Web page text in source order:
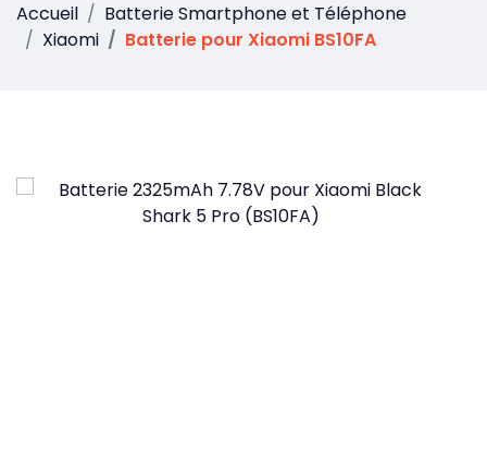
Accueil
Batterie Smartphone et Téléphone
Xiaomi
Batterie pour Xiaomi BS10FA